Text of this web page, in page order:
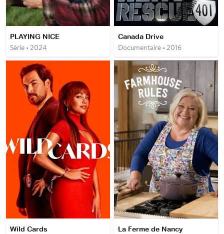
PLAYING NICE
Série • 2024
Canada Drive
Documentaire • 2016
Wild Cards La Ferme de Nancy